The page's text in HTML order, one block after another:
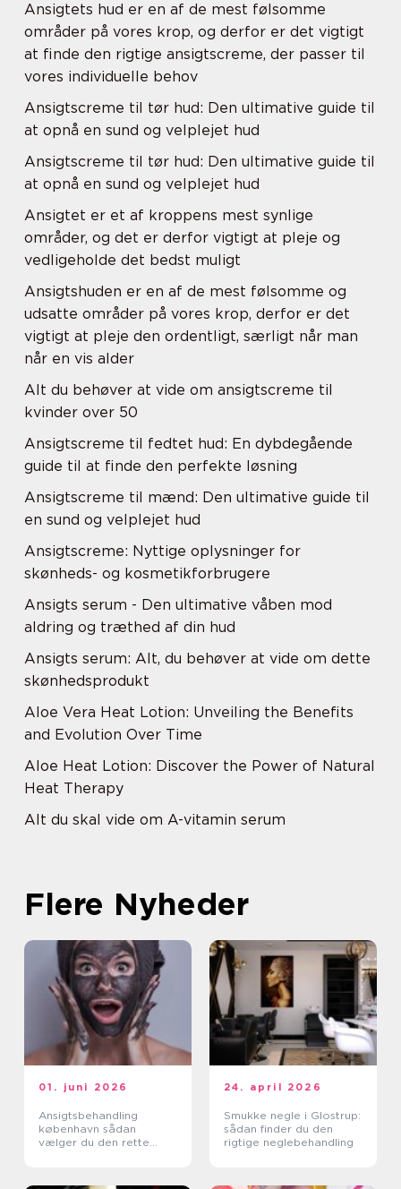
Ansigtets hud er en af de mest følsomme
områder på vores krop, og derfor er det vigtigt
at finde den rigtige ansigtscreme, der passer til
vores individuelle behov
Ansigtscreme til tør hud: Den ultimative guide til
at opnå en sund og velplejet hud
Ansigtscreme til tør hud: Den ultimative guide til
at opnå en sund og velplejet hud
Ansigtet er et af kroppens mest synlige
områder, og det er derfor vigtigt at pleje og
vedligeholde det bedst muligt
Ansigtshuden er en af de mest følsomme og
udsatte områder på vores krop, derfor er det
vigtigt at pleje den ordentligt, særligt når man
når en vis alder
Alt du behøver at vide om ansigtscreme til
kvinder over 50
Ansigtscreme til fedtet hud: En dybdegående
guide til at finde den perfekte løsning
Ansigtscreme til mænd: Den ultimative guide til
en sund og velplejet hud
Ansigtscreme: Nyttige oplysninger for
skønheds- og kosmetikforbrugere
Ansigts serum - Den ultimative våben mod
aldring og træthed af din hud
Ansigts serum: Alt, du behøver at vide om dette
skønhedsprodukt
Aloe Vera Heat Lotion: Unveiling the Benefits
and Evolution Over Time
Aloe Heat Lotion: Discover the Power of Natural
Heat Therapy
Alt du skal vide om A-vitamin serum
Flere Nyheder
01. juni 2026
Ansigtsbehandling
københavn sådan
vælger du den rette
24. april 2026
Smukke negle i Glostrup:
sådan finder du den
rigtige neglebehandling